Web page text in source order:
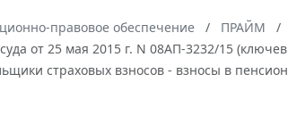
правовое обеспечение ПРАЙМ
от 25 мая 2015 г. N 08АП-3232/15
страховых взносов - взносы в